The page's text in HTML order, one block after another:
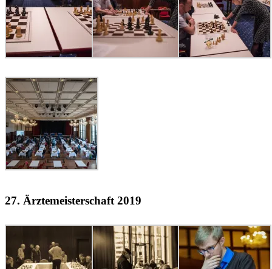
27. Ärztemeisterschaft 2019